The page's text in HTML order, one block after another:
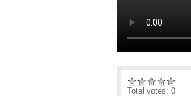
Total votes: 0